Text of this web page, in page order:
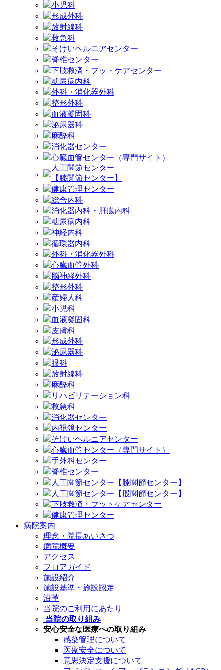
小児科
形成外科
放射線科
救急科
そけいヘルニアセンター
脊椎センター
下肢救済・フットケアセンター
糖尿病内科
外科・消化器外科
整形外科
血液凝固科
泌尿器科
麻酔科
消化器センター
心臓血管センター（専門サイト）
人工関節センター
【膝関節センター】
健康管理センター
総合内科
消化器内科・肝臓内科
糖尿病内科
神経内科
循環器内科
外科・消化器外科
心臓血管外科
脳神経外科
整形外科
産婦人科
小児科
血液凝固科
皮膚科
形成外科
泌尿器科
眼科
放射線科
麻酔科
リハビリテーション科
救急科
消化器センター
内視鏡センター
そけいヘルニアセンター
心臓血管センター（専門サイト）
手外科センター
脊椎センター
人工関節センター【膝関節センター】
人工関節センター【股関節センター】
下肢救済・フットケアセンター
健康管理センター
病院案内
理念・院長あいさつ
病院概要
アクセス
フロアガイド
施設紹介
施設基準・施設認定
沿革
当院のご利用にあたり
当院の取り組み
安心安全な医療への取り組み
感染管理について
医療安全について
意思決定支援について